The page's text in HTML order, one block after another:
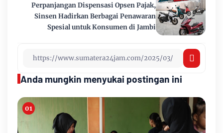
Perpanjangan Dispensasi Opsen Pajak,
Sinsen Hadirkan Berbagai Penawaran
Spesial untuk Konsumen di Jambi
Anda mungkin menyukai postingan ini